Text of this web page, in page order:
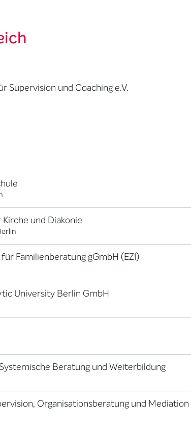
Supervision und Coaching e.V.
und Diakonie
Familienberatung gGmbH (EZI)
University Berlin GmbH
Beratung und Weiterbildung
Organisationsberatung und Mediation